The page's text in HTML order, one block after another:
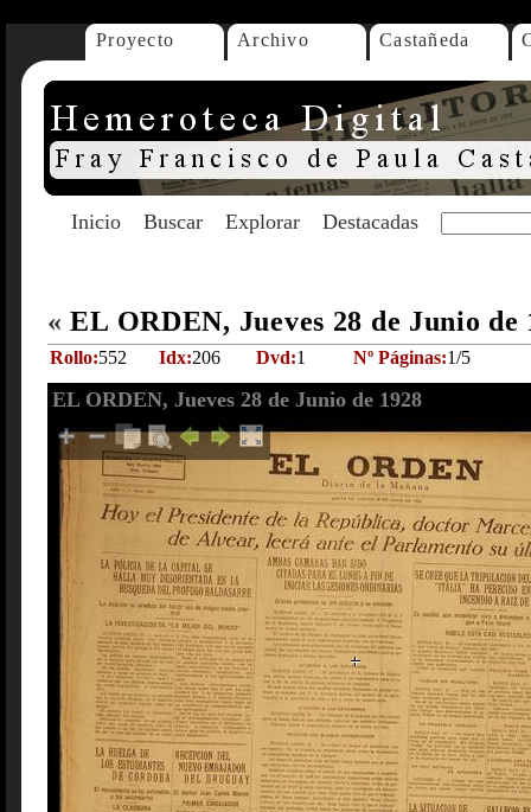
Proyecto Archivo Castañeda
Inicio Buscar Explorar Destacadas
« EL ORDEN, Jueves 28 de Junio de
Rollo:552 Idx:206 Dvd:1 Nº Páginas:1/5
EL ORDEN, Jueves 28 de Junio de 1928